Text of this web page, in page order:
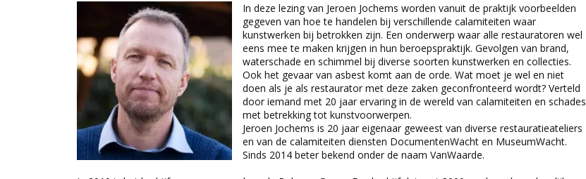
In deze lezing van Jeroen Jochems worden vanuit de praktijk voorbeelden
gegeven van hoe te handelen bij verschillende calamiteiten waar
kunstwerken bij betrokken zijn. Een onderwerp waar alle restauratoren wel
eens mee te maken krijgen in hun beroepspraktijk. Gevolgen van brand,
waterschade en schimmel bij diverse soorten kunstwerken en collecties.
Ook het gevaar van asbest komt aan de orde. Wat moet je wel en niet
doen als je als restaurator met deze zaken geconfronteerd wordt? Verteld
door iemand met 20 jaar ervaring in de wereld van calamiteiten en schades
met betrekking tot kunstvoorwerpen.
Jeroen Jochems is 20 jaar eigenaar geweest van diverse restauratieateliers
en van de calamiteiten diensten DocumentenWacht en MuseumWacht.
Sinds 2014 beter bekend onder de naam VanWaarde.